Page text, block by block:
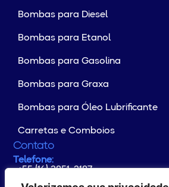
Bombas para Diesel
Bombas para Etanol
Bombas para Gasolina
Bombas para Graxa
Bombas para Óleo Lubrificante
Carretas e Comboios
Contato
Telefone:
+55 (16) 3851-2187
Whatsapp:
+55 (16) 99176-4133